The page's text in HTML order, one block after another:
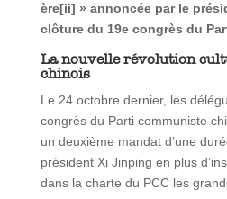
ère[ii] » annoncée par le
clôture du 19e congrès du
La nouvelle révolution
chinois
Le 24 octobre dernier, les
congrès du Parti communiste
un deuxième mandat d’une
président Xi Jinping en plus
dans la charte du PCC les